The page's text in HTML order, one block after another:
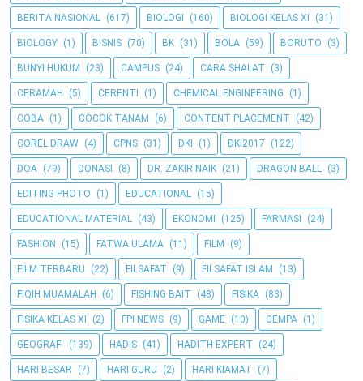
BERITA NASIONAL (617) BIOLOGI (160) BIOLOGI KELAS XI (31)
BIOLOGY (1) BISNIS (70) BK (31) BOLA (59) BORUTO (3)
BUNYI HUKUM (23) CAMPUS (24) CARA SHALAT (3)
CERAMAH (5) CERENTI (1) CHEMICAL ENGINEERING (1)
COBA (1) COCOK TANAM (6) CONTENT PLACEMENT (42)
COREL DRAW (4) CPNS (31) DKI (1) DKI2017 (122)
DOA (79) DONASI (8) DR. ZAKIR NAIK (21) DRAGON BALL (3)
EDITING PHOTO (1) EDUCATIONAL (15)
EDUCATIONAL MATERIAL (43) EKONOMI (125) FARMASI (24)
FASHION (15) FATWA ULAMA (11) FILM (9)
FILM TERBARU (22) FILSAFAT (9) FILSAFAT ISLAM (13)
FIQIH MUAMALAH (6) FISHING BAIT (48) FISIKA (83)
FISIKA KELAS XI (2) FPI NEWS (9) GAME (10) GEMPA (1)
GEOGRAFI (139) HADIS (41) HADITH EXPERT (24)
HARI BESAR (7) HARI GURU (2) HARI KIAMAT (7)